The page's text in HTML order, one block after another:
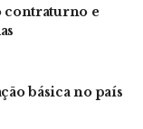
contraturno e
básica no país